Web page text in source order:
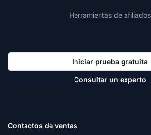
Herramientas de afiliados
Iniciar prueba gratuita
Consultar un experto
Contactos de ventas